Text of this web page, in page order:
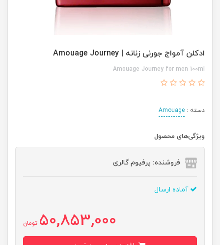
ادکلن آمواج جورنی زنانه | Amouage Journey
Amouage Journey for men 100ml
دسته : Amouage
ویژگی‌های محصول
فروشنده: پرفیوم گالری
آماده ارسال
50,853,000 تومان